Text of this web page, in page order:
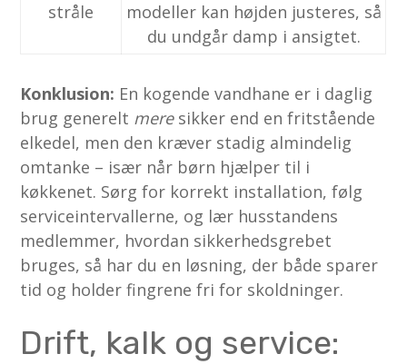
stråle
modeller kan højden justeres, så
du undgår damp i ansigtet.
Konklusion: En kogende vandhane er i daglig
brug generelt meresikker end en fritstående
elkedel, men den kræver stadig almindelig
omtanke – især når børn hjælper til i
køkkenet. Sørg for korrekt installation, følg
serviceintervallerne, og lær husstandens
medlemmer, hvordan sikkerhedsgrebet
bruges, så har du en løsning, der både sparer
tid og holder fingrene fri for skoldninger.
Drift, kalk og service: